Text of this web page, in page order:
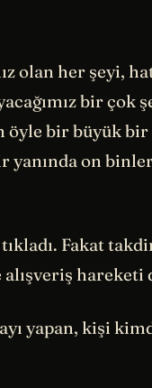
olan her şeyi,
bir çok
öyle bir büyük
yanında on
Fakat
hareketi
yapan, kişi